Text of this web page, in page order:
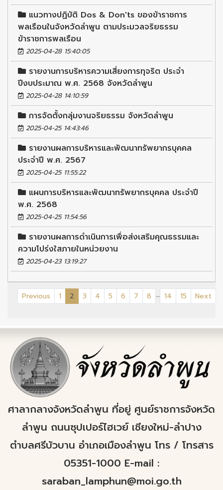
แนวทางปฏิบัติ Dos & Don'ts ของข้าราชการ
พลเรือนในจังหวัดลำพูน ตามประมวลจริยธรรม
ข้าราชการพลเรือน
2025-04-28 15:40:05
รายงานการบริหารความเสี่ยงการทุจริต ประจำ
ปีงบประมาณ พ.ศ. 2568 จังหวัดลำพูน
2025-04-28 14:10:59
การจัดตั้งกลุ่มงานจริยธรรม จังหวัดลำพูน
2025-04-25 14:43:46
รายงานผลการบริหารและพัฒนาทรัพยากรบุคคล
ประจำปี พ.ศ. 2567
2025-04-25 11:55:22
แผนการบริหารและพัฒนาทรัพยากรบุคคล ประจำปี
พ.ศ. 2568
2025-04-25 11:54:56
รายงานผลการดำเนินการเพื่อส่งเสริมคุณธรรมและ
ความโปร่งใสภายในหน่วยงาน
2025-04-23 13:19:27
Previous 1 2 (current)
3 4 5 6 7 8 ... 14 15 Next
ศาลากลางจังหวัดลำพูน ที่อยู่ ศูนย์ราชการจังหวัด
ลำพูน ถนนซุปเปอร์ไฮเวย์ เชียงใหม่-ลำปาง
ตำบลศรีบัวบาน อำเภอเมืองลำพูน โทร / โทรสาร
05351-1000 E-mail :
saraban_lamphun@moi.go.th